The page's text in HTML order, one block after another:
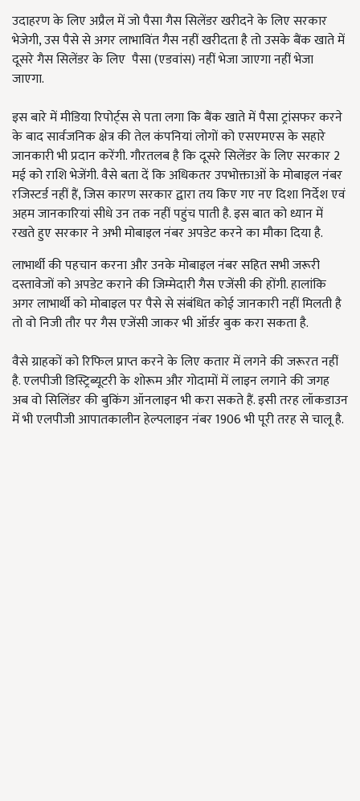
उदाहरण के लिए अप्रैल में जो पैसा गैस सिलेंडर खरीदने के लिए सरकार
भेजेगी, उस पैसे से अगर लाभाविंत गैस नहीं खरीदता है तो उसके बैंक खाते में
दूसरे गैस सिलेंडर के लिए पैसा (एडवांस) नहीं भेजा जाएगा नहीं भेजा
जाएगा.
इस बारे में मीडिया रिपोर्ट्स से पता लगा कि बैंक खाते में पैसा ट्रांसफर करने
के बाद सार्वजनिक क्षेत्र की तेल कंपनियां लोगों को एसएमएस के सहारे
जानकारी भी प्रदान करेंगी. गौरतलब है कि दूसरे सिलेंडर के लिए सरकार 2
मई को राशि भेजेंगी. वैसे बता दें कि अधिकतर उपभोक्ताओं के मोबाइल नंबर
रजिस्टर्ड नहीं हैं, जिस कारण सरकार द्वारा तय किए गए नए दिशा निर्देश एवं
अहम जानकारियां सीधे उन तक नहीं पहुंच पाती है. इस बात को ध्यान में
रखते हुए सरकार ने अभी मोबाइल नंबर अपडेट करने का मौका दिया है.
लाभार्थी की पहचान करना और उनके मोबाइल नंबर सहित सभी जरूरी
दस्तावेजों को अपडेट कराने की जिम्मेदारी गैस एजेंसी की होंगी. हालांकि
अगर लाभार्थी को मोबाइल पर पैसे से संबंधित कोई जानकारी नहीं मिलती है
तो वो निजी तौर पर गैस एजेंसी जाकर भी ऑर्डर बुक करा सकता है.
वैसे ग्राहकों को रिफिल प्राप्त करने के लिए कतार में लगने की जरूरत नहीं
है. एलपीजी डिस्ट्रिब्यूटरी के शोरूम और गोदामों में लाइन लगाने की जगह
अब वो सिलिंडर की बुकिंग ऑनलाइन भी करा सकते हैं. इसी तरह लॉकडाउन
में भी एलपीजी आपातकालीन हेल्पलाइन नंबर 1906 भी पूरी तरह से चालू है.